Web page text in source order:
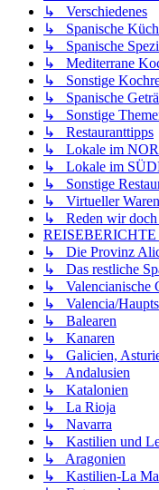
↳ Verschiedenes
↳ Spanische
↳ Spanische
↳ Mediterrane
↳ Sonstige
↳ Spanische
↳ Sonstige
↳ Restauranttipps
↳ Lokale im
↳ Lokale im
↳ Sonstige
↳ Virtueller
↳ Reden wir doch
REISEBERICHTE
↳ Die Provinz
↳ Das restliche
↳ Valencianische
↳ Valencia/
↳ Balearen
↳ Kanaren
↳ Galicien,
↳ Andalusien
↳ Katalonien
↳ La Rioja
↳ Navarra
↳ Kastilien und
↳ Aragonien
↳ Kastilien-La